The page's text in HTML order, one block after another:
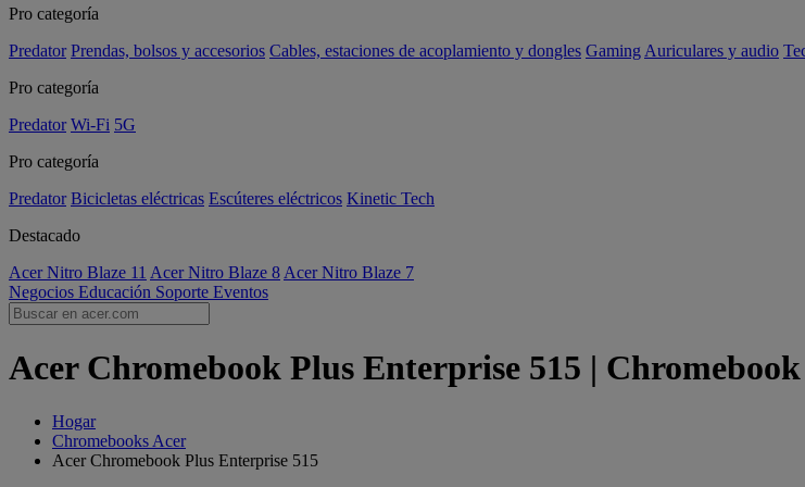
Pro categoría
Predator Prendas, bolsos y accesorios Cables, estaciones de acoplamiento y dongles Gaming Auriculares y audio
Pro categoría
Predator Wi-Fi 5G
Pro categoría
Predator Bicicletas eléctricas Escúteres eléctricos Kinetic Tech
Destacado
Acer Nitro Blaze 11 Acer Nitro Blaze 8 Acer Nitro Blaze 7
Negocios Educación Soporte Eventos
Acer Chromebook Plus Enterprise 515 |
Hogar
Chromebooks Acer
Acer Chromebook Plus Enterprise 515